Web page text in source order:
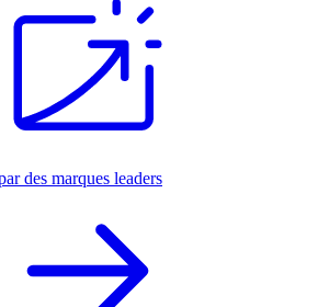
des marques leaders